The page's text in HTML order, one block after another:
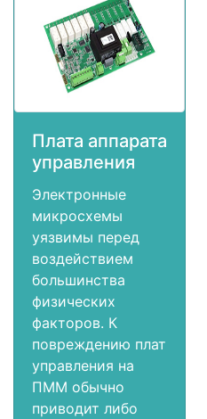
Плата аппарата
управления
Электронные
микросхемы
уязвимы перед
воздействием
большинства
физических
факторов. К
повреждению плат
управления на
ПММ обычно
приводит либо